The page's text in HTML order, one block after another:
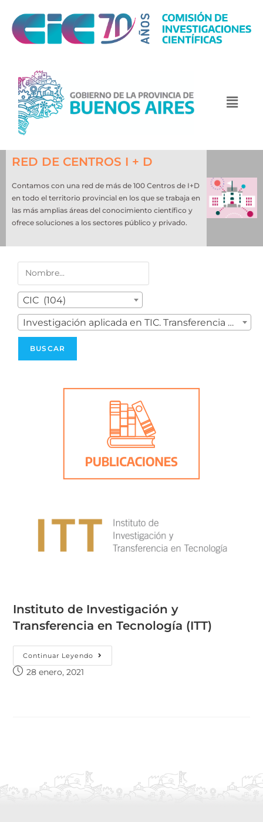
RED DE CENTROS I + D
Contamos con una red de más de 100 Centros de I+D
en todo el territorio provincial en los que se trabaja en
las más amplias áreas del conocimiento científico y
ofrece soluciones a los sectores público y privado.
CIC (104)
Investigación aplicada en TIC. Transferencia hacia los sectores productivos. Innovación tecnológica en las empresas y en las instituciones (1)
Instituto de Investigación y
Transferencia en Tecnología (ITT)
Continuar Leyendo
28 enero, 2021